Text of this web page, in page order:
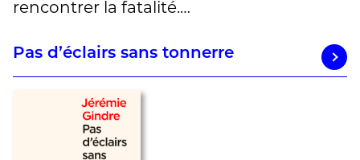
rencontrer la fatalité.…
Pas d’éclairs sans tonnerre